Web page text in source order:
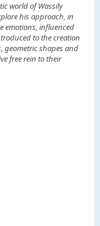
world of Wassily
his approach, in
emotions, influenced
to the creation
geometric shapes and
free rein to their